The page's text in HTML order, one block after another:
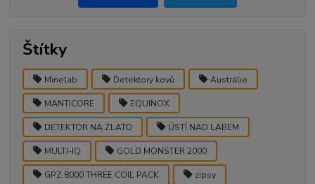
Štítky
Minelab Detektory kovů Austrálie
MANTICORE EQUINOX
DETEKTOR NA ZLATO ÚSTÍ NAD LABEM
MULTI-IQ GOLD MONSTER 2000
GPZ 8000 THREE COIL PACK zipsy